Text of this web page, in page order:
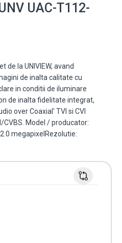
UAC-T112-
de la UNIVIEW, avand
de inalta calitate cu
in conditii de iluminare
de inalta fidelitate integrat,
over Coaxial' TVI si CVI
Model / producator:
megapixelRezolutie: